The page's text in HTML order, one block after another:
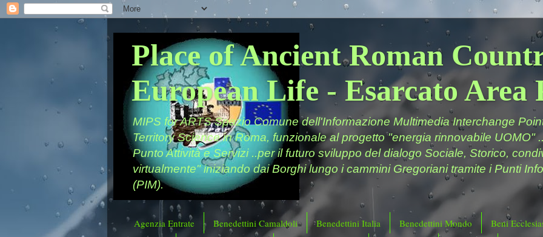
Place of Ancient Roman
European Life - Esarcato Area
MIPS for ARTS Spazio Comune dell'Informazione Multimedia Interchange
Territory Science in Roma, funzionale al progetto "energia rinnovabile UOMO"
Punto Attività e Servizi ..per il futuro sviluppo del dialogo Sociale, Storico,
virtualmente" iniziando dai Borghi lungo i cammini Gregoriani tramite i Punti
(PIM).
Agenzia Entrate Benedettini Camaldoli Benedettini Italia Benedettini Mondo
Beni